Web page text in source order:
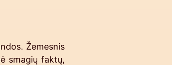
Žemesnis
smagių faktų,